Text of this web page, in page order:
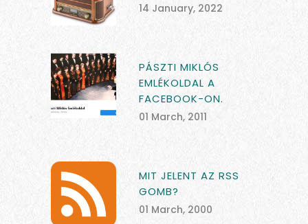
14 January, 2022
PÁSZTI MIKLÓS
EMLÉKOLDAL A
FACEBOOK-ON.
01 March, 2011
MIT JELENT AZ RSS
GOMB?
01 March, 2000